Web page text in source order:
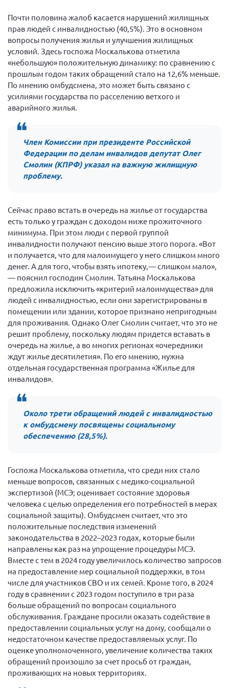
Нормативно-правовые документы
Методическая литература для НКО
Публичные отчеты
Исследования, аналитика, мнения
Всероссийская онлайн конференция
"Рассеянный склероз. XX лет работы
ОООИБРС" (25-29.08.2020)
"Рассеянный склероз: новые реалии" (26-
29.05.2022)
Алтайский край
Архангельская область
Брянская область
Владимирская область
Волгоградская область
Воронежская область
Ивановская область
Калининградская область
Кемеровская область
Кировская область
Краснодарский край
Липецкая область
Ленинградская область
г. Москва
Мурманская область
Нижегородская область
Новгородская область
Новосибирская область
Омская область
Оренбургская область
Пензенская область
Республика Башкортостан
Республика Бурятия
Республика Карелия
Республика Калмыкия
Республика Хакасия
Ростовская область
Почти половина жалоб касается нарушений жилищных
прав людей с инвалидностью (40,5%). Это в основном
вопросы получения жилья и улучшения жилищных
условий. Здесь госпожа Москалькова отметила
«небольшую» положительную динамику: по сравнению с
прошлым годом таких обращений стало на 12,6% меньше.
По мнению омбудсмена, это может быть связано с
усилиями государства по расселению ветхого и
аварийного жилья.
Член Комиссии при президенте Российской
Федерации по делам инвалидов депутат Олег
Смолин (КПРФ) указал на важную жилищную
проблему.
Сейчас право встать в очередь на жилье от государства
есть только у граждан с доходом ниже прожиточного
минимума. При этом люди с первой группой
инвалидности получают пенсию выше этого порога. «Вот
и получается, что для малоимущего у него слишком много
денег. А для того, чтобы взять ипотеку,— слишком мало»,
— пояснил господин Смолин. Татьяна Москалькова
предложила исключить «критерий малоимущества» для
людей с инвалидностью, если они зарегистрированы в
помещении или здании, которое признано непригодным
для проживания. Однако Олег Смолин считает, что это не
решит проблему, поскольку людям придется вставать в
очередь на жилье, а во многих регионах «очередники
ждут жилье десятилетия». По его мнению, нужна
отдельная государственная программа «Жилье для
инвалидов».
Около трети обращений людей с инвалидностью
к омбудсмену посвящены социальному
обеспечению (28,5%).
Госпожа Москалькова отметила, что среди них стало
меньше вопросов, связанных с медико-социальной
экспертизой (МСЭ; оценивает состояние здоровья
человека с целью определения его потребностей в мерах
социальной защиты). Омбудсмен считает, что это
положительные последствия изменений
законодательства в 2022–2023 годах, которые были
направлены как раз на упрощение процедуры МСЭ.
Вместе с тем в 2024 году увеличилось количество запросов
на предоставление мер социальной поддержки, в том
числе для участников СВО и их семей. Кроме того, в 2024
году в сравнении с 2023 годом поступило в три раза
больше обращений по вопросам социального
обслуживания. Граждане просили оказать содействие в
предоставлении социальных услуг на дому, сообщали о
недостаточном качестве предоставляемых услуг. По
оценке уполномоченного, увеличение количества таких
обращений произошло за счет просьб от граждан,
проживающих на новых территориях.